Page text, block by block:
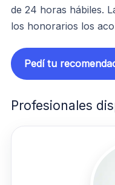
de 24 horas hábiles.
los honorarios los
Pedí tu
Profesionales